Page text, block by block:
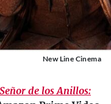
New Line Cinema
de los Anillos: